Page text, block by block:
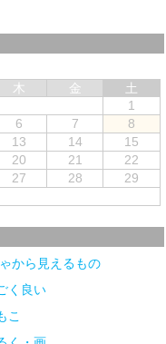
木 金
土
1
6 7
8
13 14
15
20 21
22
27 28
29
から見えるもの
く良い
こ